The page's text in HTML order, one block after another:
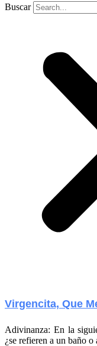
Buscar
Virgencita, Que
Adivinanza: En la
¿se refieren a un baño